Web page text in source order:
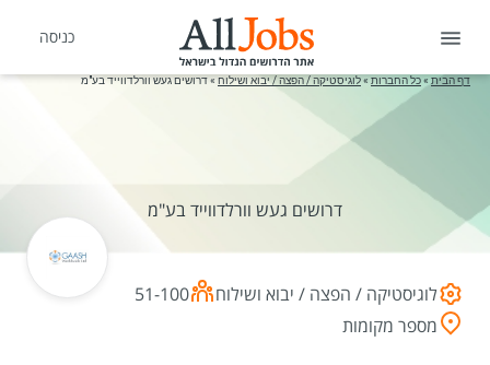
כניסה
דף הבית »כל החברות »לוגיסטיקה / הפצה / יבוא ושילוח»דרושים געש וורלדווייד בע"מ
דרושים געש וורלדווייד בע"מ
לוגיסטיקה / הפצה / יבוא ושילוח
51-100
מספר מקומות